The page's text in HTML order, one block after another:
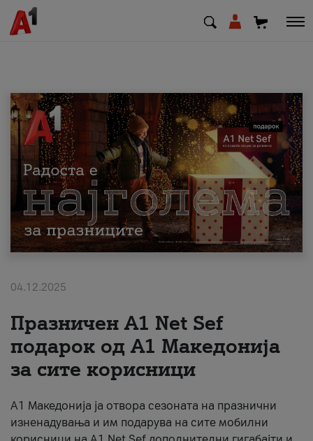
МК EN SQ
Приватни Деловни
Поддршка
Надополни кредит
За нас
#ПодобарОнлајн
04.12.2025
Празничен A1 Net Sеf
подарок од А1 Македонија
за сите корисници
А1 Македонија ја отвора сезоната на празнични
изненадувања и им подарува на сите мобилни